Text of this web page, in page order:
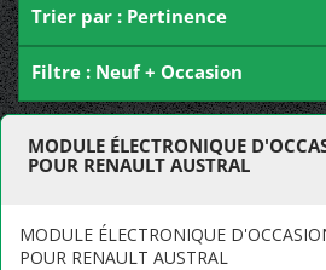
Trier par : Pertinence
Filtre : Neuf + Occasion
MODULE ÉLECTRONIQUE
POUR RENAULT AUSTRAL
MODULE ÉLECTRONIQUE
POUR RENAULT AUSTRAL